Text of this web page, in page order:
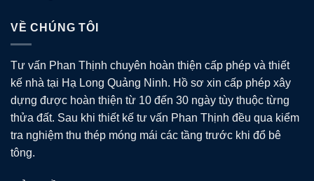
VỀ CHÚNG TÔI
Tư vấn Phan Thịnh chuyên hoàn thiện cấp phép và thiết
kế nhà tại Hạ Long Quảng Ninh. Hồ sơ xin cấp phép xây
dựng được hoàn thiện từ 10 đến 30 ngày tùy thuộc từng
thửa đất. Sau khi thiết kế tư vấn Phan Thịnh đều qua kiểm
tra nghiệm thu thép móng mái các tầng trước khi đổ bê
tông.